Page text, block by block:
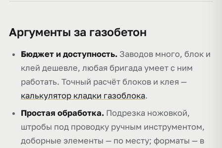
Аргументы за газобетон
Бюджет и доступность. Заводов много, блок и
клей дешевле, любая бригада умеет с ним
работать. Точный расчёт блоков и клея —
калькулятор кладки газоблока.
Простая обработка. Подрезка ножовкой,
штробы под проводку ручным инструментом,
доборные элементы — по месту; форматы — в